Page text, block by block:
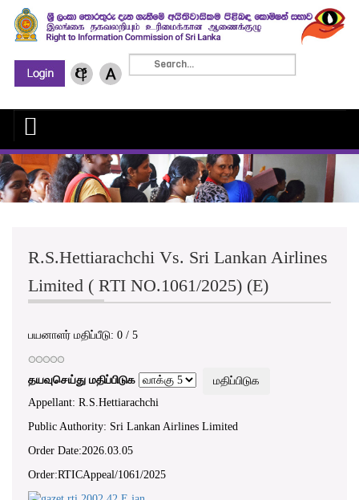
R.S.Hettiarachchi Vs. Sri Lankan Airlines
Limited ( RTI NO.1061/2025) (E)
பயனாளர் மதிப்பீடு: 0 / 5
தயவுசெய்து மதிப்பிடுக
Appellant: R.S.Hettiarachchi
Public Authority: Sri Lankan Airlines Limited
Order Date:2026.03.05
Order:RTICAppeal/1061/2025